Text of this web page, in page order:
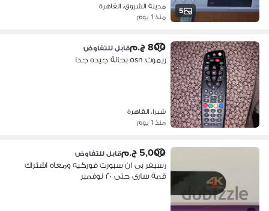
5
مدينة الشروق، القاهرة
منذ 1 يوم
800 ج.م قابل للتفاوض
ريموت osn بحالة جيده جدا
شبرا، القاهرة
منذ 1 يوم
5,000 ج.م قابل للتفاوض
رسيفر بى ان سبورت فوركيه ومعاه اشتراك
قمة سارى حتى ٢٠ نوفمبر